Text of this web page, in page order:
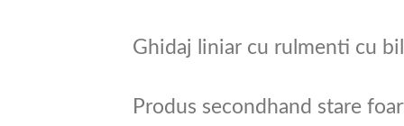
Ghidaj liniar cu rulmenti cu
Produs secondhand stare